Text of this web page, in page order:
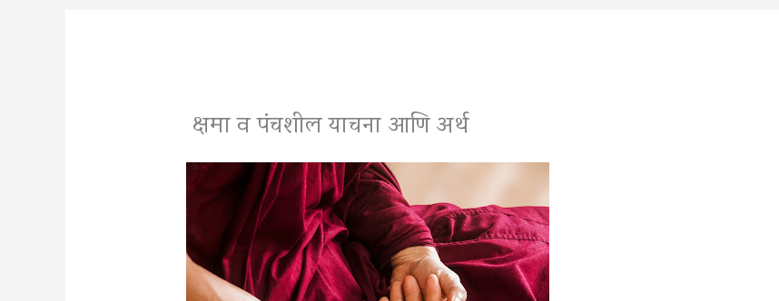
क्षमा व पंचशील याचना आणि अर्थ